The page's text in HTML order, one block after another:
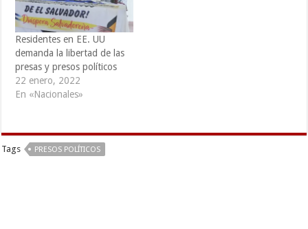
Residentes en EE. UU
demanda la libertad de las
presas y presos políticos
22 enero, 2022
En «Nacionales»
Tags PRESOS POLÍTICOS